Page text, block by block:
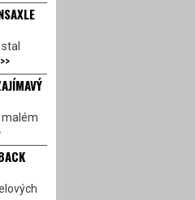
>>
malém